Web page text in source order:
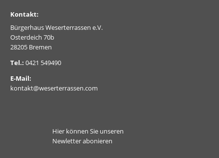
Kontakt:
Bürgerhaus Weserterrassen e.V.
Osterdeich 70b
28205 Bremen
Tel.: 0421 549490
E-Mail:
kontakt@weserterrassen.com
Hier können Sie unseren
Newletter abonieren